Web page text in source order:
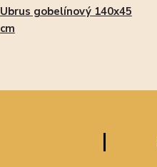
Ubrus gobelínový 140x45
cm